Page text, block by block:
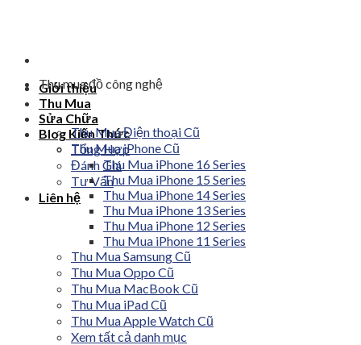
Giới thiệu
Thu Mua
Sửa Chữa
Blog Kiến Thức
Tổng Hợp
Đánh Giá
Tư Vấn
Liên hệ
Thu mua đồ công nghệ
Thu Mua Điện thoại Cũ
Thu Mua iPhone Cũ
Thu Mua iPhone 16 Series
Thu Mua iPhone 15 Series
Thu Mua iPhone 14 Series
Thu Mua iPhone 13 Series
Thu Mua iPhone 12 Series
Thu Mua iPhone 11 Series
Thu Mua Samsung Cũ
Thu Mua Oppo Cũ
Thu Mua MacBook Cũ
Thu Mua iPad Cũ
Thu Mua Apple Watch Cũ
Xem tất cả danh mục